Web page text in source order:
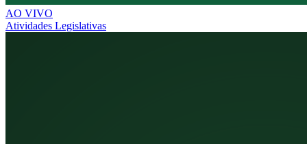
AO VIVO
Atividades Legislativas